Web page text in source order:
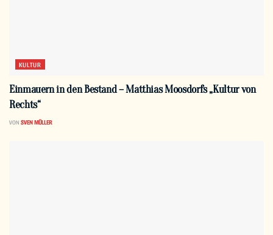
KULTUR
Einmauern in den Bestand – Matthias Moosdorfs „Kultur von
Rechts“
VON SVEN MÜLLER